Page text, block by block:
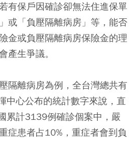
有保戶因確診卻無法住進保單
或「負壓隔離病房」等，能否
金或負壓隔離病房保險金的理
產生爭議。
隔離病房為例，全台灣總共有
中心公布的統計數字來說，直
累計3139例確診個案中，嚴
症患者占10%，重症者會到負